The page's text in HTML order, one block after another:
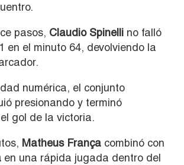
pasos, Claudio Spinelli no falló
en el minuto 64, devolviendo la
numérica, el conjunto
presionando y terminó
gol de la victoria.
Matheus França combinó con
en una rápida jugada dentro del